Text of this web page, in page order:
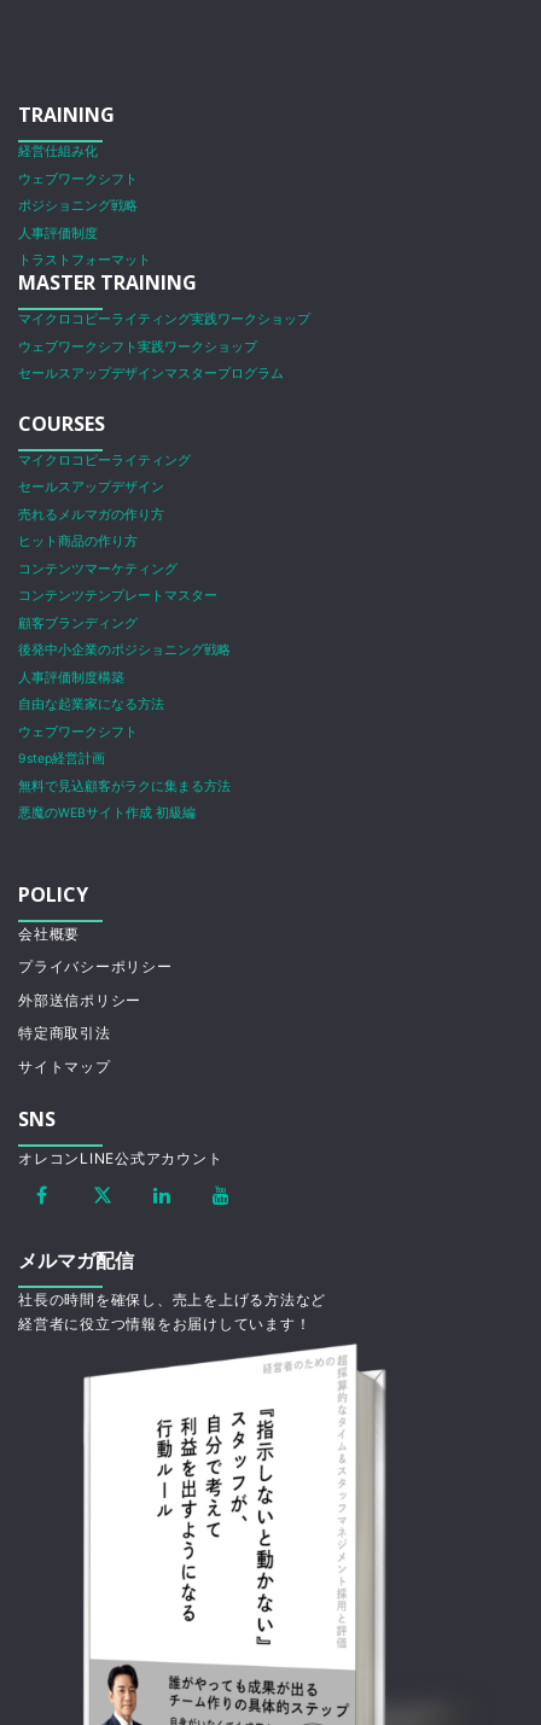
TRAINING
経営仕組み化
ウェブワークシフト
ポジショニング戦略
人事評価制度
トラストフォーマット
MASTER TRAINING
マイクロコピーライティング実践ワークショップ
ウェブワークシフト実践ワークショップ
セールスアップデザインマスタープログラム
COURSES
マイクロコピーライティング
セールスアップデザイン
売れるメルマガの作り方
ヒット商品の作り方
コンテンツマーケティング
コンテンツテンプレートマスター
顧客ブランディング
後発中小企業のポジショニング戦略
人事評価制度構築
自由な起業家になる方法
ウェブワークシフト
9step経営計画
無料で見込顧客がラクに集まる方法
悪魔のWEBサイト作成 初級編
POLICY
会社概要
プライバシーポリシー
外部送信ポリシー
特定商取引法
サイトマップ
SNS
オレコンLINE公式アカウント
メルマガ配信
社長の時間を確保し、売上を上げる方法など
経営者に役立つ情報をお届けしています！